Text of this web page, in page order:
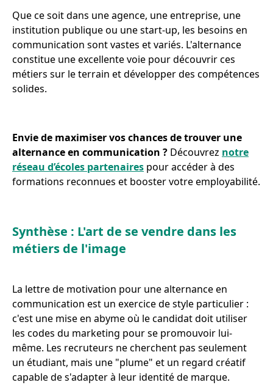
Que ce soit dans une agence, une entreprise, une
institution publique ou une start-up, les besoins en
communication sont vastes et variés. L'alternance
constitue une excellente voie pour découvrir ces
métiers sur le terrain et développer des compétences
solides.
Envie de maximiser vos chances de trouver une
alternance en communication ? Découvrez notre
réseau d’écoles partenaires pour accéder à des
formations reconnues et booster votre employabilité.
Synthèse : L'art de se vendre dans les
métiers de l'image
La lettre de motivation pour une alternance en
communication est un exercice de style particulier :
c'est une mise en abyme où le candidat doit utiliser
les codes du marketing pour se promouvoir lui-
même. Les recruteurs ne cherchent pas seulement
un étudiant, mais une "plume" et un regard créatif
capable de s'adapter à leur identité de marque.